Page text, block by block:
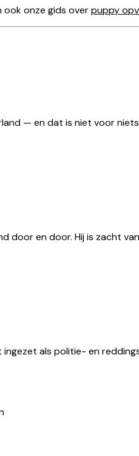
ook onze gids overpuppy
— en dat is niet voor
door en door. Hij is zacht
als politie- en